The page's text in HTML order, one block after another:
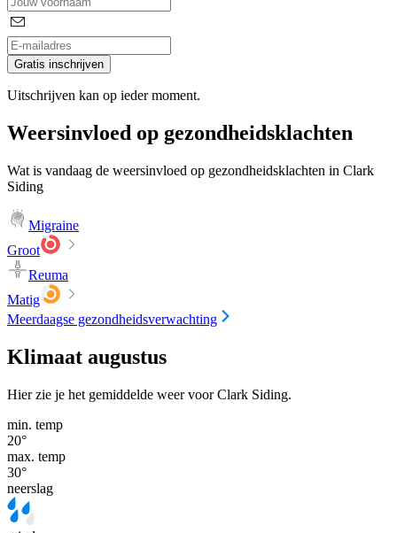
Gratis inschrijven
Uitschrijven kan op ieder moment.
Weersinvloed op gezondheidsklachten
Wat is vandaag de weersinvloed op gezondheidsklachten in Clark
Siding
Migraine
Groot
Reuma
Matig
Meerdaagse gezondheidsverwachting
Klimaat augustus
Hier zie je het gemiddelde weer voor Clark Siding.
min. temp
20°
max. temp
30°
neerslag